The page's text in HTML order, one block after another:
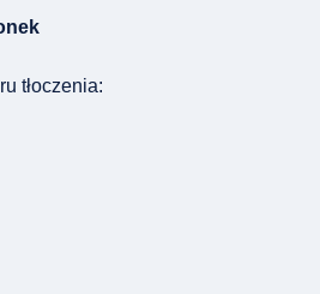
tłoczenia: